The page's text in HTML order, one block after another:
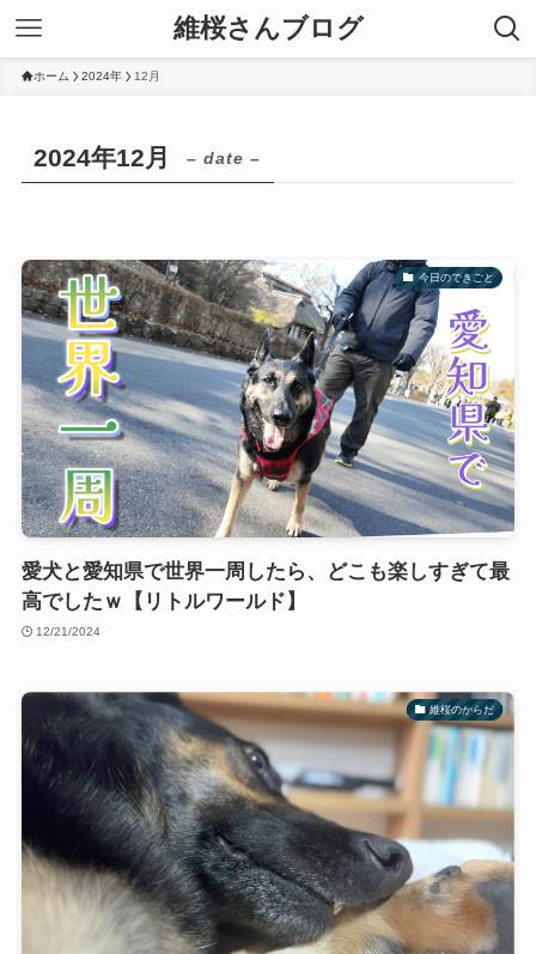
維桜さんブログ
ホーム 2024年 12月
2024年12月 – date –
今日のできごと
愛犬と愛知県で世界一周したら、どこも楽しすぎて最
高でしたｗ【リトルワールド】
12/21/2024
維桜のからだ